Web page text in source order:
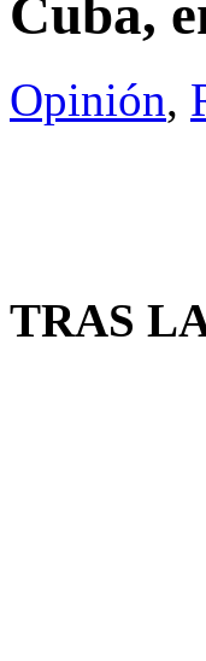
Cuba,
Opinión,
TRAS